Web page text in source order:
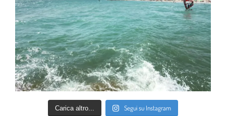
Carica altro... Segui su Instagram